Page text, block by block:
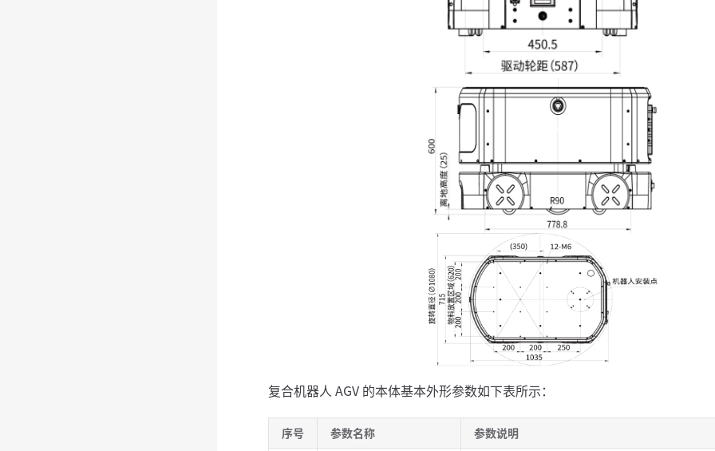
复合机器人 AGV 的本体基本外形参数如下表所示：
序号 参数名称
参数说明